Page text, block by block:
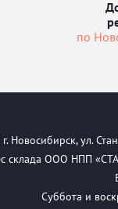
по
Новосибирск, ул.
склада ООО НПП
Суббота и